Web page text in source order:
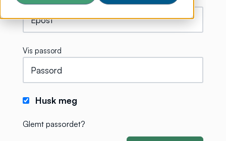
Vis passord
Husk meg
Glemt passordet?